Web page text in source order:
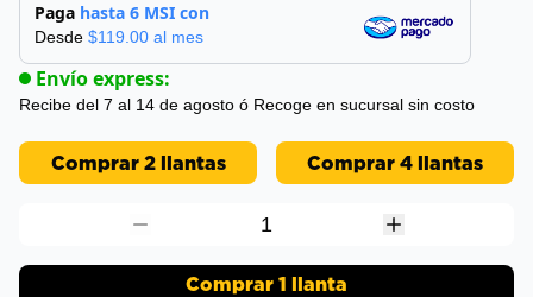
Paga hasta 6 MSI con
Desde $119.00 al mes
Envío express:
Recibe del 7 al 14 de agosto ó Recoge en sucursal sin costo
Comprar 2 llantas Comprar 4 llantas
1
Comprar 1 llanta